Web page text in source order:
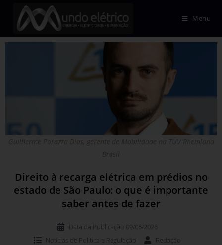
Menu
Direito à recarga elétrica em prédios no
estado de São Paulo: o que é importante
saber antes de fazer
Data da Publicação
09/06/2026
Notícias de
Política e Regulação Redação